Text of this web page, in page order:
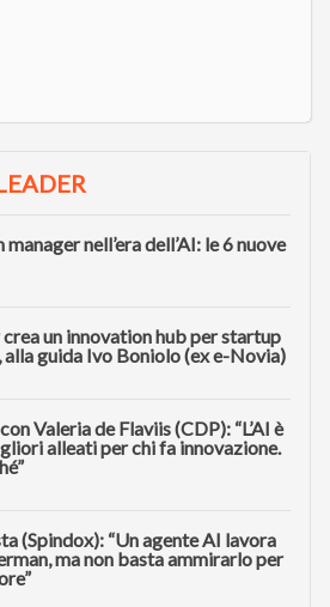
nell’era dell’AI: le 6 nuove
un innovation hub per startup
alla guida Ivo Boniolo (ex e-Novia)
Valeria de Flaviis (CDP): “L’AI è
alleati per chi fa innovazione.
(Spindox): “Un agente AI lavora
ma non basta ammirarlo per